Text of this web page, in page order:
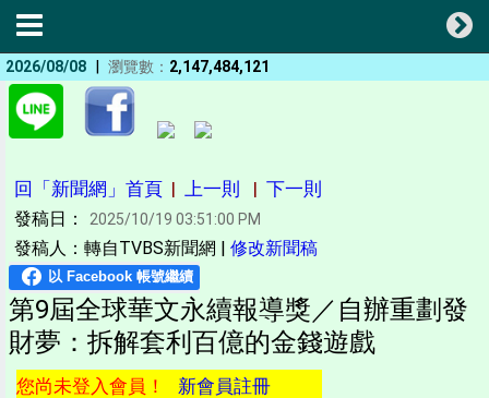
2026/08/08 | 瀏覽數： 2,147,484,121
回「新聞網」首頁 | 上一則 | 下一則
發稿日： 2025/10/19 03:51:00 PM
發稿人：轉自TVBS新聞網 | 修改新聞稿
第9屆全球華文永續報導獎／自辦重劃發
財夢：拆解套利百億的金錢遊戲
您尚未登入會員！ 新會員註冊